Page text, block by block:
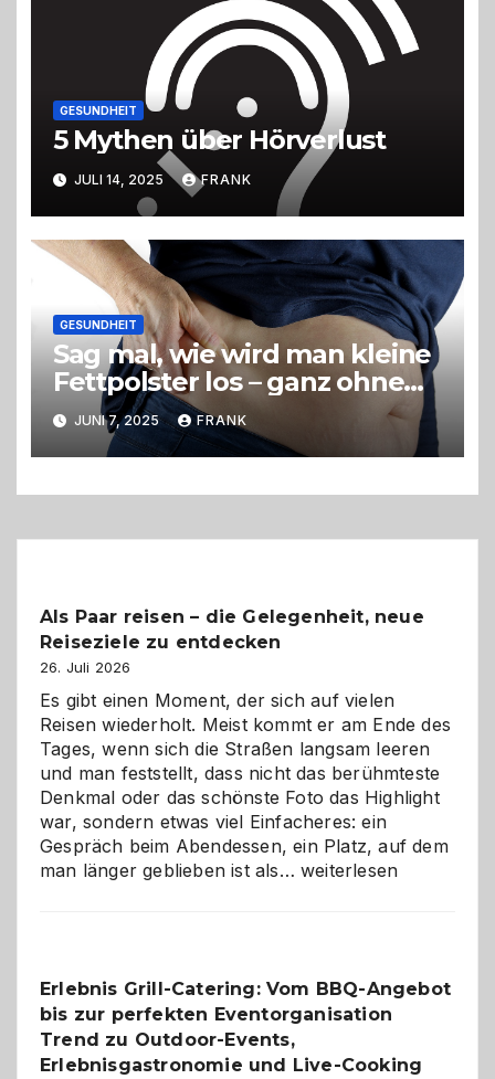
GESUNDHEIT
5 Mythen über Hörverlust
JULI 14, 2025 FRANK
GESUNDHEIT
Sag mal, wie wird man kleine
Fettpolster los – ganz ohne
OP?
JUNI 7, 2025 FRANK
Als Paar reisen – die Gelegenheit, neue
Reiseziele zu entdecken
26. Juli 2026
Es gibt einen Moment, der sich auf vielen
Reisen wiederholt. Meist kommt er am Ende des
Tages, wenn sich die Straßen langsam leeren
und man feststellt, dass nicht das berühmteste
Denkmal oder das schönste Foto das Highlight
war, sondern etwas viel Einfacheres: ein
Gespräch beim Abendessen, ein Platz, auf dem
man länger geblieben ist als… Als
Gelegenheit,
neue
zu
weiterlesen
Erlebnis Grill-Catering: Vom BBQ-Angebot
bis zur perfekten Eventorganisation
Trend zu Outdoor-Events,
Erlebnisgastronomie und Live-Cooking